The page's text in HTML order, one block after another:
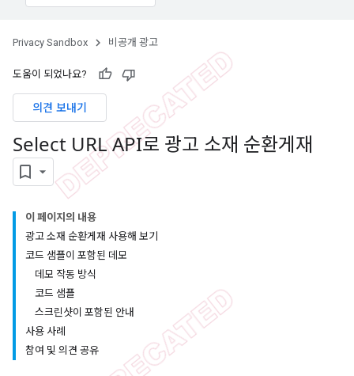
Privacy Sandbox 비공개 광고
도움이 되었나요?
의견 보내기
Select URL API로 광고 소재 순환게재
이 페이지의 내용
광고 소재 순환게재 사용해 보기
코드 샘플이 포함된 데모
데모 작동 방식
코드 샘플
스크린샷이 포함된 안내
사용 사례
참여 및 의견 공유